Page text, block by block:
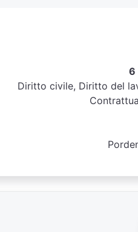
6
Diritto civile, Diritto del